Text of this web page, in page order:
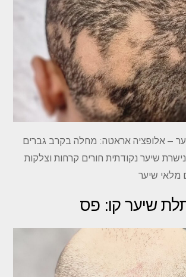
– אלופציה אראטה: מחלה בקרב גברים
שיער נקודתית חורים קרחות וצלקות
מלאי שיער
שיער קו: פס